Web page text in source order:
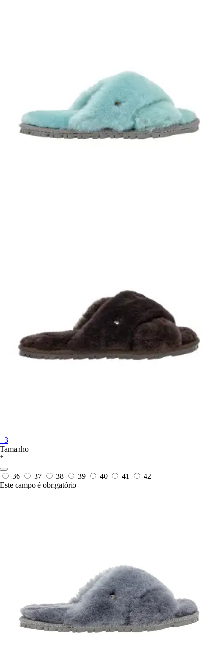
+3
Tamanho
*
36 37 38 39 40 41
42
Este campo é obrigatório